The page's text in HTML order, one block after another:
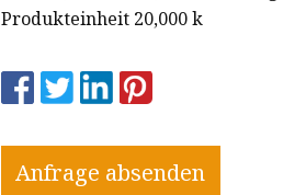
Produkteinheit 20,000 k
Anfrage absenden